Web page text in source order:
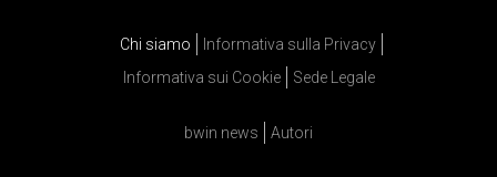
Chi siamo
Informativa sulla Privacy
Informativa sui Cookie
Sede Legale
bwin news Autori